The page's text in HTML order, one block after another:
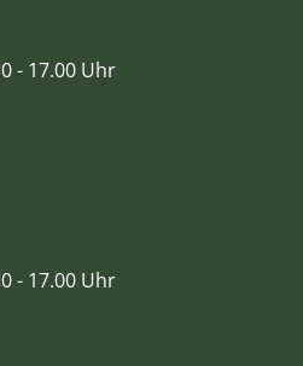
- 17.00 Uhr
- 17.00 Uhr